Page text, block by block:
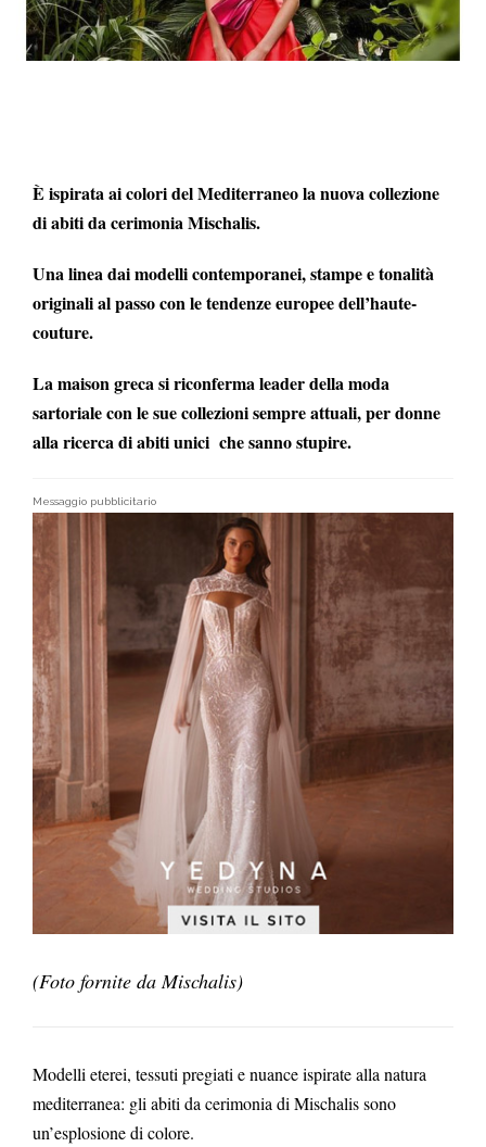
È ispirata ai colori del Mediterraneo la nuova collezione
di abiti da cerimonia Mischalis.
Una linea dai modelli contemporanei, stampe e tonalità
originali al passo con le tendenze europee dell’haute-
couture.
La maison greca si riconferma leader della moda
sartoriale con le sue collezioni sempre attuali, per donne
alla ricerca di abiti unici che sanno stupire.
Messaggio pubblicitario
(Foto fornite da Mischalis)
Modelli eterei, tessuti pregiati e nuance ispirate alla natura
mediterranea: gli abiti da cerimonia di Mischalis sono
un’esplosione di colore.